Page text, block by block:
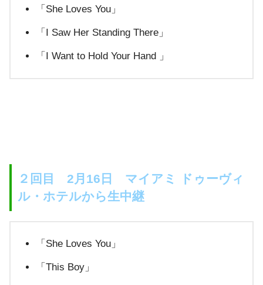
「She Loves You」
「I Saw Her Standing There」
「I Want to Hold Your Hand 」
２回目 2月16日 マイアミ ドゥーヴィ
ル・ホテルから生中継
「She Loves You」
「This Boy」